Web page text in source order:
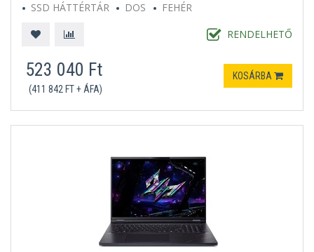
SSD HÁTTÉRTÁR
DOS FEHÉR
RENDELHETŐ
523 040 Ft
(411 842 FT + ÁFA)
KOSÁRBA